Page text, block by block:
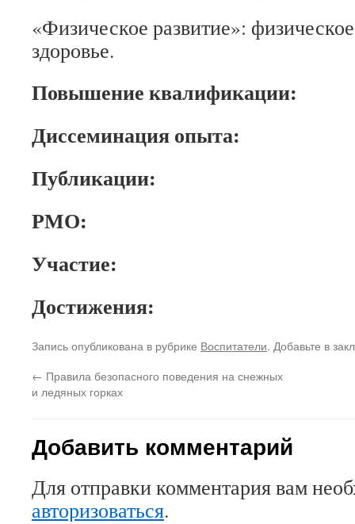
«Физическое развитие»:
здоровье.
Повышение квалификации:
Диссеминация опыта:
Публикации:
РМО:
Участие:
Достижения:
Запись опубликована в рубрике Воспитатели. Добавьте в
← Правила безопасного поведения на снежных
и ледяных горках
Добавить комментарий
Для отправки комментария вам
авторизоваться.